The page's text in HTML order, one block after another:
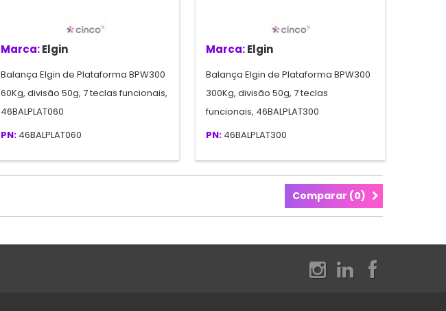
Marca:Elgin
Balança Elgin de Plataforma BPW300
60Kg, divisão 50g, 7 teclas funcionais,
46BALPLAT060
PN: 46BALPLAT060
Marca:Elgin
Balança Elgin de Plataforma BPW300
300Kg, divisão 50g, 7 teclas
funcionais, 46BALPLAT300
PN: 46BALPLAT300
Comparar (0)